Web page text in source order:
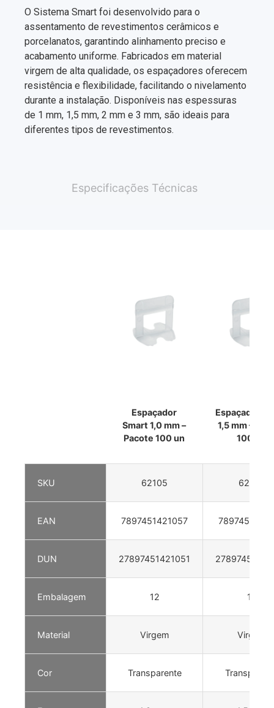
Especificações Técnicas
O Sistema Smart foi desenvolvido para o
assentamento de revestimentos cerâmicos e
porcelanatos, garantindo alinhamento preciso e
acabamento uniforme. Fabricados em material
virgem de alta qualidade, os espaçadores oferecem
resistência e flexibilidade, facilitando o nivelamento
durante a instalação. Disponíveis nas espessuras
de 1 mm, 1,5 mm, 2 mm e 3 mm, são ideais para
diferentes tipos de revestimentos.
Espaçador
Smart 1,0 mm –
Pacote 100 un
Espaçador
1,5 mm –
100 un
SKU 62105 62106
EAN 7897451421057
DUN 27897451421051
Embalagem 12 12
Material Virgem Virgem
Cor Transparente